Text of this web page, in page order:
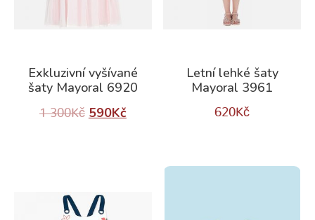
Exkluzivní vyšívané
šaty Mayoral 6920
1 300Kč 590Kč
Letní lehké šaty
Mayoral 3961
620Kč